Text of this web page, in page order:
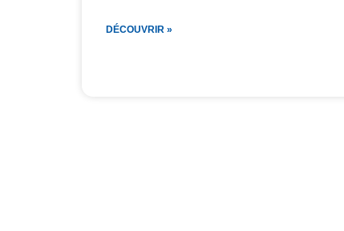
DÉCOUVRIR »